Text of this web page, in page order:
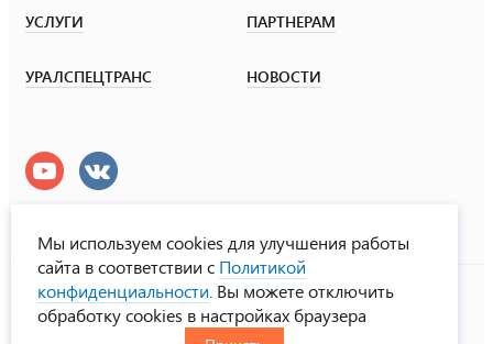
УСЛУГИ ПАРТНЕРАМ
УРАЛСПЕЦТРАНС НОВОСТИ
УралСпецТранс
© ООО «Урал СТ», 2000-2026
Политика конфиденциальности
Мы используем cookies для улучшения работы
сайта в соответствии с Политикой
конфиденциальности . Вы можете отключить
обработку cookies в настройках браузера